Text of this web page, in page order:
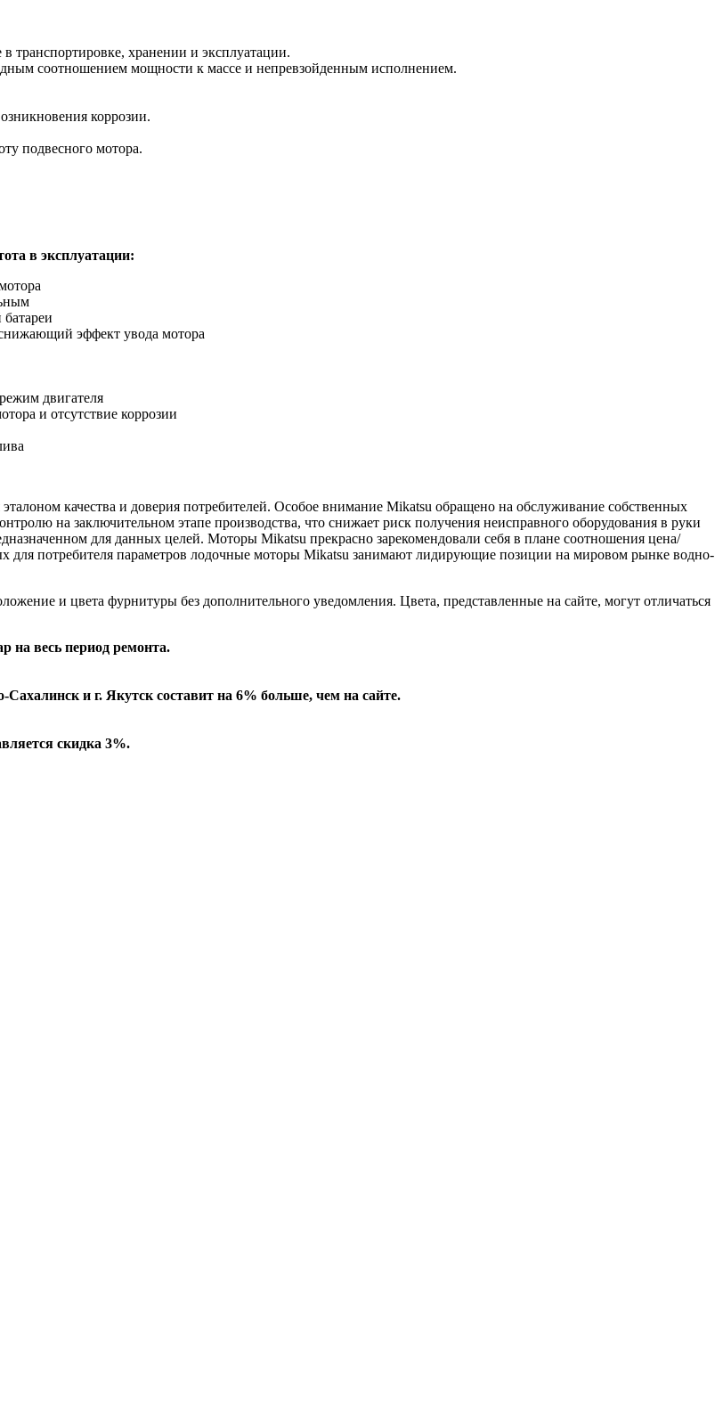
транспортировке, хранении и эксплуатации.
соотношением мощности к массе и непревзойденным исполнением.
коррозии.
подвесного мотора.
в эксплуатации:
эффект увода мотора
двигателя
и отсутствие коррозии
качества и доверия потребителей. Особое внимание Mikatsu обращено на обслуживание собственных
на заключительном этапе производства, что снижает риск получения неисправного оборудования в руки
для данных целей. Моторы Mikatsu прекрасно зарекомендовали себя в плане соотношения цена/
для потребителя параметров лодочные моторы Mikatsu занимают лидирующие позиции на мировом рынке водно-
и цвета фурнитуры без дополнительного уведомления. Цвета, представленные на сайте, могут отличаться
на весь период ремонта.
и г. Якутск составит на 6% больше, чем на сайте.
скидка 3%.